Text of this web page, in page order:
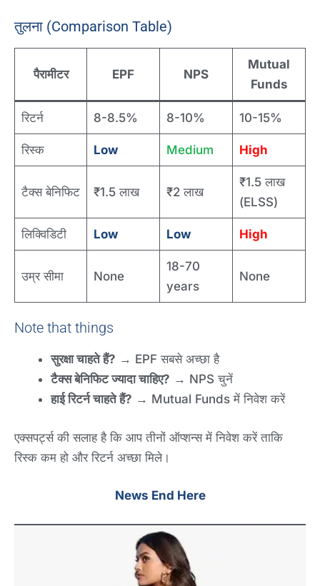
तुलना (Comparison Table)
पैरामीटर EPF NPS
Mutual
Funds
रिटर्न 8-8.5% 8-10% 10-15%
रिस्क Low Medium High
टैक्स बेनिफिट ₹1.5 लाख ₹2 लाख
₹1.5 लाख
(ELSS)
लिक्विडिटी Low Low High
उम्र सीमा None
18-70
years
None
Note that things
सुरक्षा चाहते हैं? → EPF सबसे अच्छा है
टैक्स बेनिफिट ज्यादा चाहिए? → NPS चुनें
हाई रिटर्न चाहते हैं? → Mutual Funds में निवेश करें
एक्सपर्ट्स की सलाह है कि आप तीनों ऑप्शन्स में निवेश करें ताकि
रिस्क कम हो और रिटर्न अच्छा मिले।
News End Here